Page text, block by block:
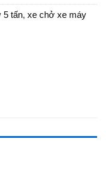
5 tấn, xe chở xe máy